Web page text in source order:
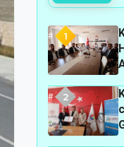
1
2